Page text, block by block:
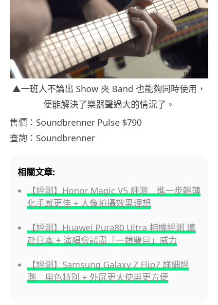
▲一班人不論出 Show 夾 Band 也能夠同時使用，
便能解決了樂器聲過大的情況了。
售價：Soundbrenner Pulse $790
查詢：Soundbrenner
相關文章:
【評測】Honor Magic V5 評測 進一步輕薄
化手感更佳 + 人像拍攝效果理想
【評測】Huawei Pura80 Ultra 相機評測 遠
赴日本 + 演唱會試盡「一鏡雙目」威力
【評測】Samsung Galaxy Z Flip7 詳細評
測 用色特別 + 外屏更大使用更方便